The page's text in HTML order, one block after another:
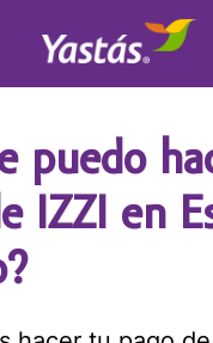
puedo
IZZI en